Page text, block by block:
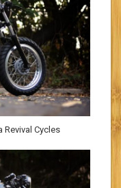
Revival Cycles